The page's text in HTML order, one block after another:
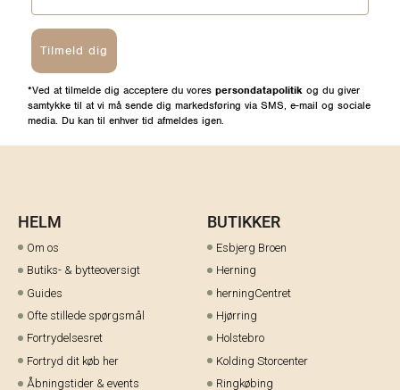
Tilmeld dig
*Ved at tilmelde dig acceptere du vores persondatapolitik og du giver
samtykke til at vi må sende dig markedsføring via SMS, e-mail og sociale
media. Du kan til enhver tid afmeldes igen.
HELM
Om os
Butiks- & bytteoversigt
Guides
Ofte stillede spørgsmål
Fortrydelsesret
Fortryd dit køb her
Åbningstider & events
BUTIKKER
Esbjerg Broen
Herning
herningCentret
Hjørring
Holstebro
Kolding Storcenter
Ringkøbing